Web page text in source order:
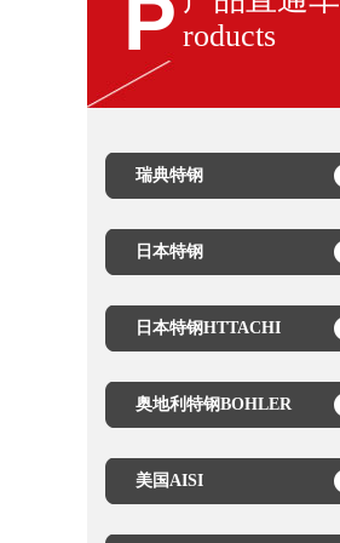
P roducts
瑞典特钢
日本特钢
日本特钢HTTACHI
奥地利特钢BOHLER
美国AISI